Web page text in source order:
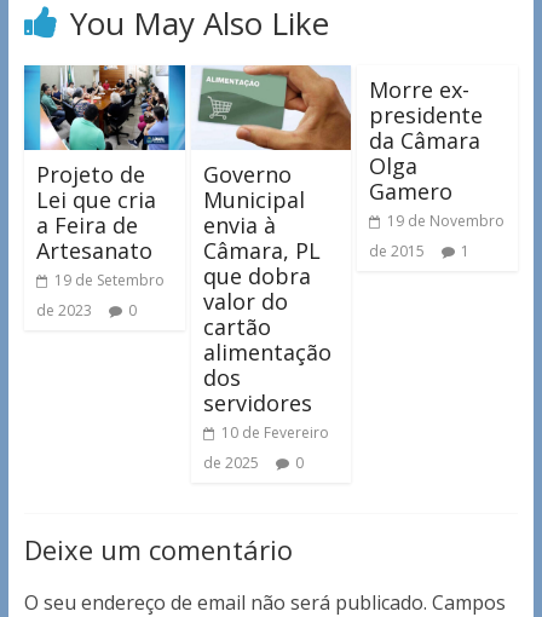
You May Also Like
Projeto de
Lei que cria
a Feira de
Artesanato
19 de Setembro
de 2023
0
Governo
Municipal
envia à
Câmara, PL
que dobra
valor do
cartão
alimentação
dos
servidores
10 de Fevereiro
de 2025
0
Morre ex-
presidente
da Câmara
Olga
Gamero
19 de Novembro
de 2015
1
Deixe um comentário
O seu endereço de email não será publicado. Campos